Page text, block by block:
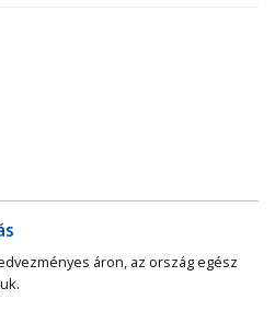
áron, az ország egész